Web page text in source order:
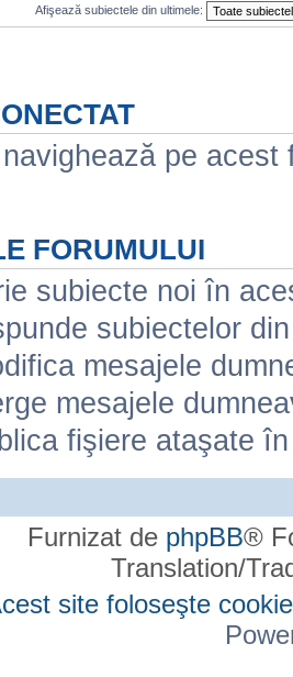
Afişează subiectele din ultimele:
pe
FORUMULUI
subiecte noi în
subiectelor
mesajele
mesajele
fişiere ataşate
Furnizat de phpBB®
Translation/
site foloseşte